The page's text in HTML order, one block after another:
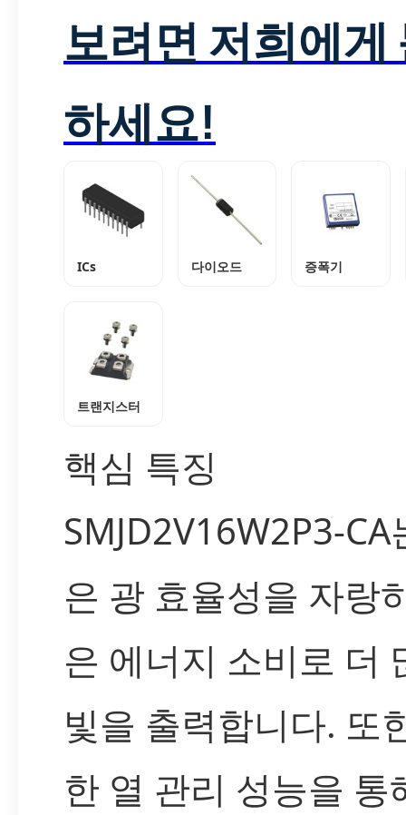
보려면 저희에게
하세요!
ICs 다이오드 증폭기
트랜지스터
핵심 특징
SMJD2V16W2P3-CA
은 광 효율성을 자랑
은 에너지 소비로 더
빛을 출력합니다. 또
한 열 관리 성능을 통